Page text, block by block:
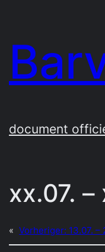
springen
document
xx.07.
« Vorheriger: 13.07.